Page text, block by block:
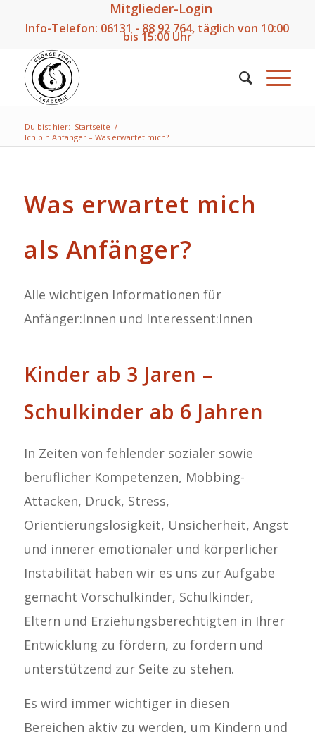
Mitglieder-Login
Info-Telefon: 06131 - 88 92 764, täglich von 10:00
bis 15:00 Uhr
Du bist hier: Startseite /
Ich bin Anfänger – Was erwartet mich?
Was erwartet mich
als Anfänger?
Alle wichtigen Informationen für
Anfänger:Innen und Interessent:Innen
Kinder ab 3 Jaren –
Schulkinder ab 6 Jahren
In Zeiten von fehlender sozialer sowie
beruflicher Kompetenzen, Mobbing-
Attacken, Druck, Stress,
Orientierungslosigkeit, Unsicherheit, Angst
und innerer emotionaler und körperlicher
Instabilität haben wir es uns zur Aufgabe
gemacht Vorschulkinder, Schulkinder,
Eltern und Erziehungsberechtigten in Ihrer
Entwicklung zu fördern, zu fordern und
unterstützend zur Seite zu stehen.
Es wird immer wichtiger in diesen
Bereichen aktiv zu werden, um Kindern und